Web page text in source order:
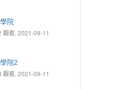
院
觀看, 2021-09-11
院2
觀看, 2021-09-11